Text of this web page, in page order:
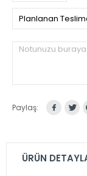
Planlanan
Notunuzu
Paylaş:
ÜRÜN